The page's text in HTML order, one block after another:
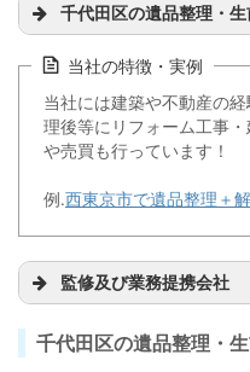
千代田区の遺品整理・生
当社の特徴・実例
当社には建築や不動産の
理後等にリフォーム工事
や売買も行っています！
例.西東京市で遺品整理＋
監修及び業務提携会社
千代田区の遺品整理・